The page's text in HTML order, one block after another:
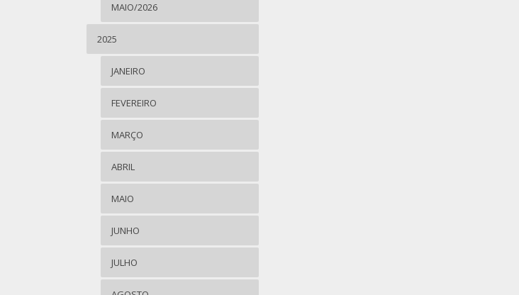
MAIO/2026
2025
JANEIRO
FEVEREIRO
MARÇO
ABRIL
MAIO
JUNHO
JULHO